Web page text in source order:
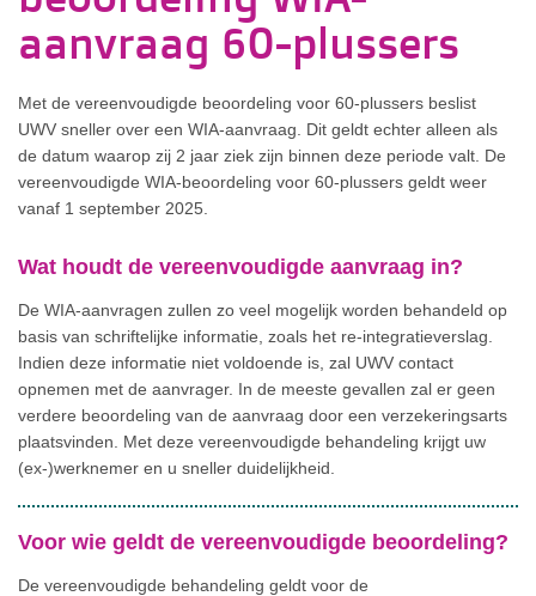
aanvraag 60-plussers
Met de vereenvoudigde beoordeling voor 60-plussers beslist
UWV sneller over een WIA-aanvraag. Dit geldt echter alleen als
de datum waarop zij 2 jaar ziek zijn binnen deze periode valt. De
vereenvoudigde WIA-beoordeling voor 60-plussers geldt weer
vanaf 1 september 2025.
Wat houdt de vereenvoudigde aanvraag in?
De WIA-aanvragen zullen zo veel mogelijk worden behandeld op
basis van schriftelijke informatie, zoals het re-integratieverslag.
Indien deze informatie niet voldoende is, zal UWV contact
opnemen met de aanvrager. In de meeste gevallen zal er geen
verdere beoordeling van de aanvraag door een verzekeringsarts
plaatsvinden. Met deze vereenvoudigde behandeling krijgt uw
(ex-)werknemer en u sneller duidelijkheid.
Voor wie geldt de vereenvoudigde beoordeling?
De vereenvoudigde behandeling geldt voor de